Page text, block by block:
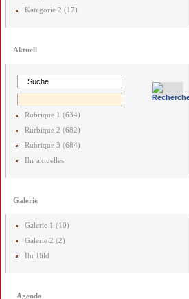
Kategorie 2 (17)
Aktuell
Rubrique 1 (634)
Rurbique 2 (682)
Rubrique 3 (684)
Ihr aktuelles
Galerie
Galerie 1 (10)
Galerie 2 (2)
Ihr Bild
Agenda